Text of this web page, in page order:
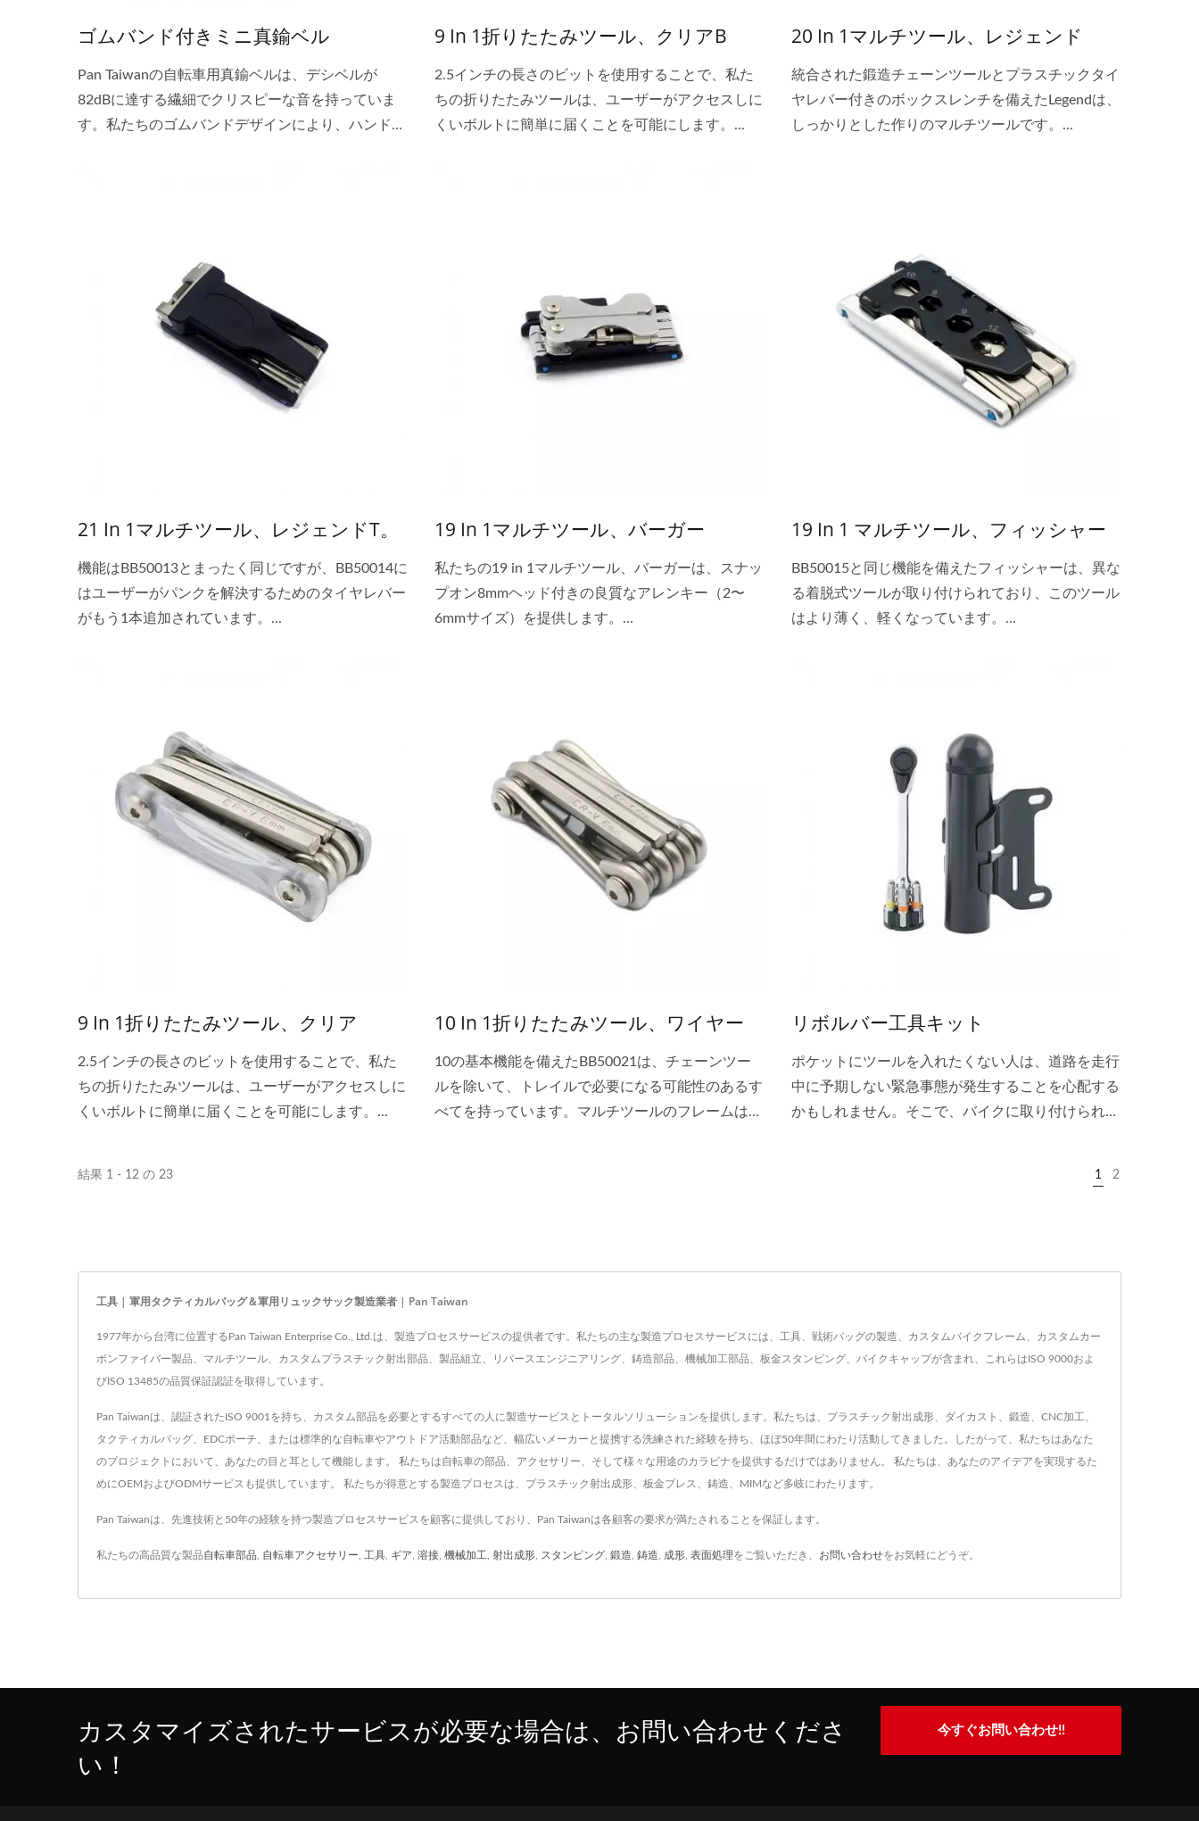
ゴムバンド付きミニ真鍮ベル
Pan Taiwanの自転車用真鍮ベルは、デシベルが
82dBに達する繊細でクリスピーな音を持っていま
す。私たちのゴムバンドデザインにより、ハンドル
9 In 1折りたたみツール、クリアB
2.5インチの長さのビットを使用することで、私た
ちの折りたたみツールは、ユーザーがアクセスしに
くいボルトに簡単に届くことを可能にします。...
20 In 1マルチツール、レジェンド
統合された鍛造チェーンツールとプラスチックタイ
ヤレバー付きのボックスレンチを備えたLegendは、
しっかりとした作りのマルチツールです。...
21 In 1マルチツール、レジェンドT。
機能はBB50013とまったく同じですが、BB50014に
はユーザーがパンクを解決するためのタイヤレバー
がもう1本追加されています。...
19 In 1マルチツール、バーガー
私たちの19 in 1マルチツール、バーガーは、スナッ
プオン8mmヘッド付きの良質なアレンキー（2〜
6mmサイズ）を提供します。...
19 In 1 マルチツール、フィッシャー
BB50015と同じ機能を備えたフィッシャーは、異な
る着脱式ツールが取り付けられており、このツール
はより薄く、軽くなっています。...
9 In 1折りたたみツール、クリア
2.5インチの長さのビットを使用することで、私た
ちの折りたたみツールは、ユーザーがアクセスしに
くいボルトに簡単に届くことを可能にします。...
10 In 1折りたたみツール、ワイヤー
10の基本機能を備えたBB50021は、チェーンツー
ルを除いて、トレイルで必要になる可能性のあるす
べてを持っています。マルチツールのフレームは、
リボルバー工具キット
ポケットにツールを入れたくない人は、道路を走行
中に予期しない緊急事態が発生することを心配する
かもしれません。そこで、バイクに取り付けられる
結果 1 - 12 の 23 1 2
工具 | 軍用タクティカルバッグ＆軍用リュックサック製造業者 | Pan Taiwan
1977年から台湾に位置するPan Taiwan Enterprise Co., Ltd.は、製造プロセスサービスの提供者です。私たちの主な製造プロセスサービスには、工具、戦術バッグの製造、カスタムバイクフレーム、カスタムカー
ボンファイバー製品、マルチツール、カスタムプラスチック射出部品、製品組立、リバースエンジニアリング、鋳造部品、機械加工部品、板金スタンピング、バイクキャップが含まれ、これらはISO 9000およ
びISO 13485の品質保証認証を取得しています。
Pan Taiwanは、認証されたISO 9001を持ち、カスタム部品を必要とするすべての人に製造サービスとトータルソリューションを提供します。私たちは、プラスチック射出成形、ダイカスト、鍛造、CNC加工、
タクティカルバッグ、EDCポーチ、または標準的な自転車やアウトドア活動部品など、幅広いメーカーと提携する洗練された経験を持ち、ほぼ50年間にわたり活動してきました。したがって、私たちはあなた
のプロジェクトにおいて、あなたの目と耳として機能します。 私たちは自転車の部品、アクセサリー、そして様々な用途のカラビナを提供するだけではありません。 私たちは、あなたのアイデアを実現するた
めにOEMおよびODMサービスも提供しています。 私たちが得意とする製造プロセスは、プラスチック射出成形、板金プレス、鋳造、MIMなど多岐にわたります。
Pan Taiwanは、先進技術と50年の経験を持つ製造プロセスサービスを顧客に提供しており、Pan Taiwanは各顧客の要求が満たされることを保証します。
私たちの高品質な製品自転車部品 自転車アクセサリー 工具 ギア 溶接 機械加工 射出成形 スタンピング 鍛造 鋳造 成形 表面処理をご覧いただき、 お問い合わせをお気軽にどうぞ。
カスタマイズされたサービスが必要な場合は、お問い合わせくださ
い！
今すぐお問い合わせ!!